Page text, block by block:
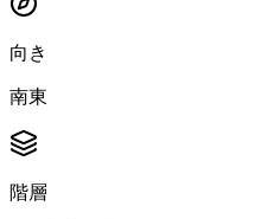
向き
南東
階層